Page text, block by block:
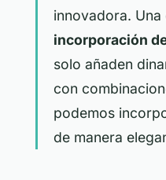
innovadora.
incorporación
solo añaden
con
podemos
de manera